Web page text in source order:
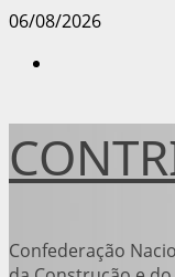
Avançar
06/08/2026
Confederação